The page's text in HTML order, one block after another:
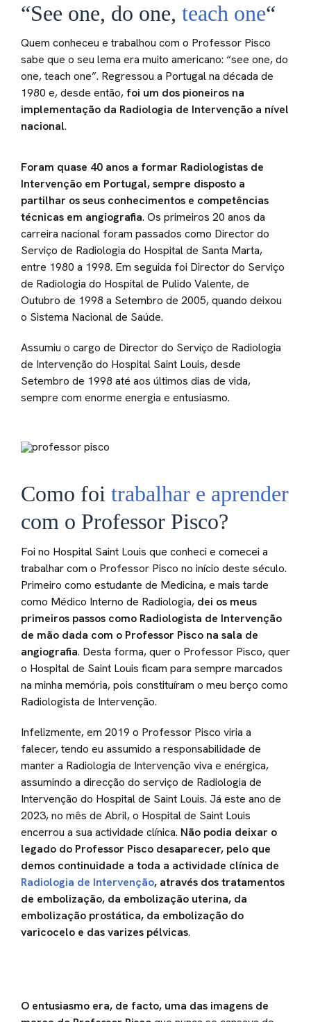
“See one, do one, teach one“
Quem conheceu e trabalhou com o Professor Pisco
sabe que o seu lema era muito americano: “see one, do
one, teach one”. Regressou a Portugal na década de
1980 e, desde então, foi um dos pioneiros na
implementação da Radiologia de Intervenção a nível
nacional.
Foram quase 40 anos a formar Radiologistas de
Intervenção em Portugal, sempre disposto a
partilhar os seus conhecimentos e competências
técnicas em angiografia. Os primeiros 20 anos da
carreira nacional foram passados como Director do
Serviço de Radiologia do Hospital de Santa Marta,
entre 1980 a 1998. Em seguida foi Director do Serviço
de Radiologia do Hospital de Pulido Valente, de
Outubro de 1998 a Setembro de 2005, quando deixou
o Sistema Nacional de Saúde.
Assumiu o cargo de Director do Serviço de Radiologia
de Intervenção do Hospital Saint Louis, desde
Setembro de 1998 até aos últimos dias de vida,
sempre com enorme energia e entusiasmo.
Como foi trabalhar e aprender
com o Professor Pisco?
Foi no Hospital Saint Louis que conheci e comecei a
trabalhar com o Professor Pisco no início deste século.
Primeiro como estudante de Medicina, e mais tarde
como Médico Interno de Radiologia, dei os meus
primeiros passos como Radiologista de Intervenção
de mão dada com o Professor Pisco na sala de
angiografia. Desta forma, quer o Professor Pisco, quer
o Hospital de Saint Louis ficam para sempre marcados
na minha memória, pois constituíram o meu berço como
Radiologista de Intervenção.
Infelizmente, em 2019 o Professor Pisco viria a
falecer, tendo eu assumido a responsabilidade de
manter a Radiologia de Intervenção viva e enérgica,
assumindo a direcção do serviço de Radiologia de
Intervenção do Hospital de Saint Louis. Já este ano de
2023, no mês de Abril, o Hospital de Saint Louis
encerrou a sua actividade clínica. Não podia deixar o
legado do Professor Pisco desaparecer, pelo que
demos continuidade a toda a actividade clínica de
Radiologia de Intervenção, através dos tratamentos
de embolização, da embolização uterina, da
embolização prostática, da embolização do
varicocelo e das varizes pélvicas.
O entusiasmo era, de facto, uma das imagens de